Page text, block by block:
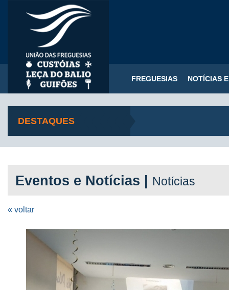
FREGUESIAS NOTÍCIAS
DESTAQUES
Eventos e Notícias | Notícias
« voltar